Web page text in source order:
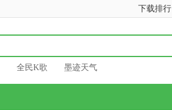
下载排行
全民K歌 墨迹天气